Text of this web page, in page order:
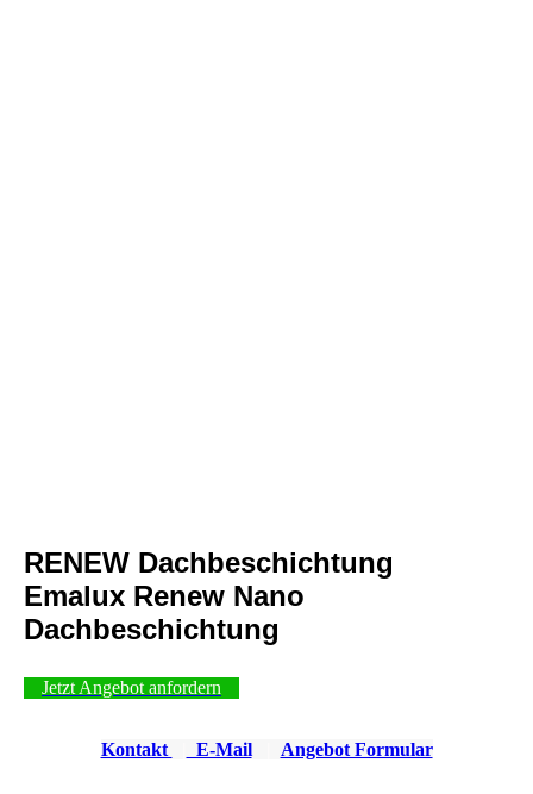
RENEW Dachbeschichtung
Emalux Renew Nano
Dachbeschichtung
Jetzt Angebot anfordern
Kontakt E-Mail| Angebot Formular